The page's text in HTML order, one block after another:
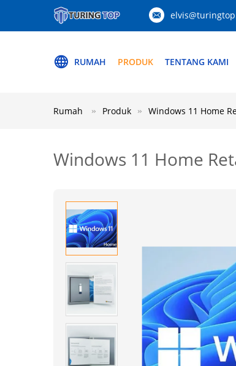
RUMAH PRODUK TENTANG KAMI
Rumah Produk Windows 11 Home
Windows 11 Home